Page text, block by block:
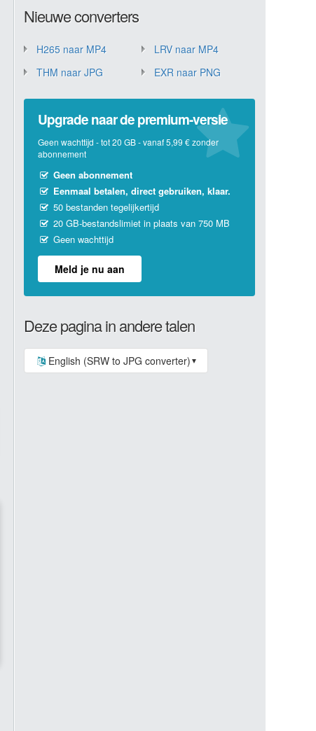
Nieuwe converters
H265 naar MP4
LRV naar MP4
THM naar JPG
EXR naar PNG
Upgrade naar de premium-versie
Geen wachttijd - tot 20 GB - vanaf 5,99 € zonder
abonnement
Geen abonnement
Eenmaal betalen, direct gebruiken, klaar.
50 bestanden tegelijkertijd
20 GB-bestandslimiet in plaats van 750 MB
Geen wachttijd
Meld je nu aan
Deze pagina in andere talen
English (SRW to JPG converter) ▼